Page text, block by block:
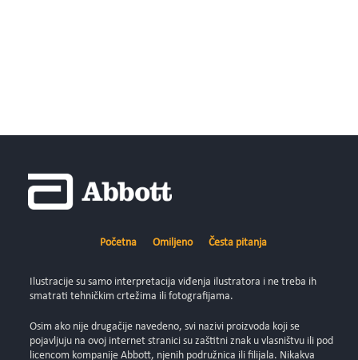
Početna Omiljeno Česta pitanja
Ilustracije su samo interpretacija viđenja ilustratora i ne treba ih
smatrati tehničkim crtežima ili fotografijama.
Osim ako nije drugačije navedeno, svi nazivi proizvoda koji se
pojavljuju na ovoj internet stranici su zaštitni znak u vlasništvu ili pod
licencom kompanije Abbott, njenih podružnica ili filijala. Nikakva